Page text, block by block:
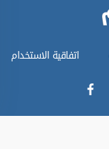
اتفاقية الاستخدام